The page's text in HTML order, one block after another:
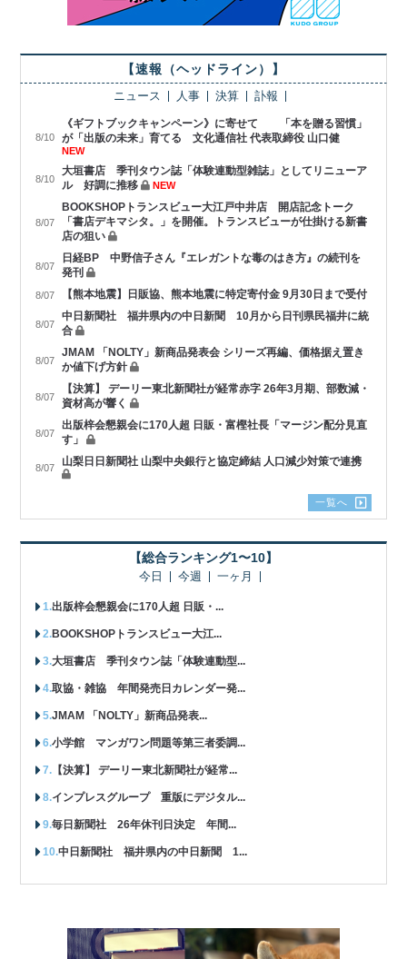
【速報（ヘッドライン）】
ニュース 人事 決算 訃報
8/10
《ギフトブックキャンペーン》に寄せて 「本を贈る習慣」
が「出版の未来」育てる 文化通信社 代表取締役 山口健
NEW
8/10
大垣書店 季刊タウン誌「体験連動型雑誌」としてリニューア
ル 好調に推移
NEW
8/07
BOOKSHOPトランスビュー大江戸中井店 開店記念トーク
「書店デキマシタ。」を開催。トランスビューが仕掛ける新書
店の狙い
8/07
日経BP 中野信子さん『エレガントな毒のはき方』の続刊を
発刊
8/07 【熊本地震】日販協、熊本地震に特定寄付金 9月30日まで受付
8/07
中日新聞社 福井県内の中日新聞 10月から日刊県民福井に統
合
8/07
JMAM 「NOLTY」新商品発表会 シリーズ再編、価格据え置き
か値下げ方針
8/07
【決算】 デーリー東北新聞社が経常赤字 26年3月期、部数減・
資材高が響く
8/07
出版梓会懇親会に170人超 日販・富樫社長「マージン配分見直
す」
8/07 山梨日日新聞社 山梨中央銀行と協定締結 人口減少対策で連携
一覧へ
【総合ランキング1〜10】
今日 今週 一ヶ月
出版梓会懇親会に170人超 日販・...
BOOKSHOPトランスビュー大江...
大垣書店 季刊タウン誌「体験連動型...
取協・雑協 年間発売日カレンダー発...
JMAM 「NOLTY」新商品発表...
小学館 マンガワン問題等第三者委調...
【決算】 デーリー東北新聞社が経常...
インプレスグループ 重版にデジタル...
毎日新聞社 26年休刊日決定 年間...
中日新聞社 福井県内の中日新聞 1...